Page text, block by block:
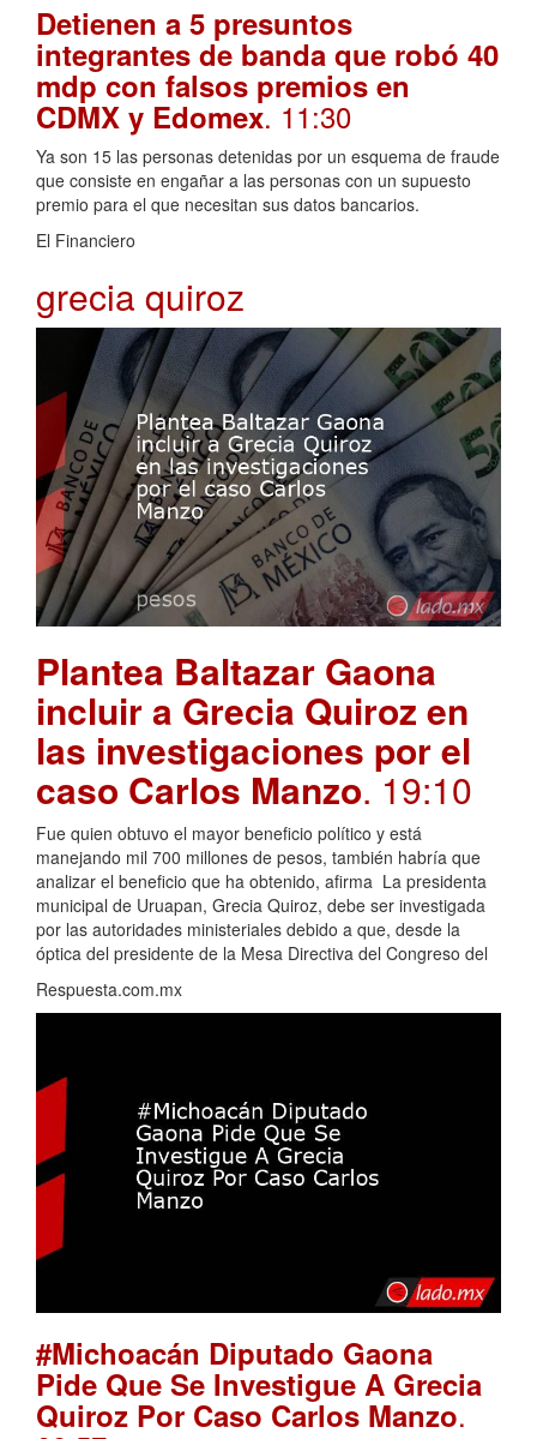
Detienen a 5 presuntos
integrantes de banda que robó 40
mdp con falsos premios en
CDMX y Edomex. 11:30
Ya son 15 las personas detenidas por un esquema de fraude
que consiste en engañar a las personas con un supuesto
premio para el que necesitan sus datos bancarios.
El Financiero
grecia quiroz
Plantea Baltazar Gaona
incluir a Grecia Quiroz en
las investigaciones por el
caso Carlos Manzo. 19:10
Fue quien obtuvo el mayor beneficio político y está
manejando mil 700 millones de pesos, también habría que
analizar el beneficio que ha obtenido, afirma La presidenta
municipal de Uruapan, Grecia Quiroz, debe ser investigada
por las autoridades ministeriales debido a que, desde la
óptica del presidente de la Mesa Directiva del Congreso del
Respuesta.com.mx
#Michoacán Diputado Gaona
Pide Que Se Investigue A Grecia
Quiroz Por Caso Carlos Manzo.